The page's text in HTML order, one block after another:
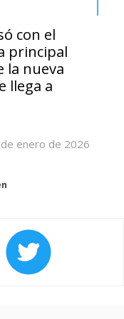
bruja
que
de lo
más
a ser la
con el
principal
la nueva
llega a
enero de 2026